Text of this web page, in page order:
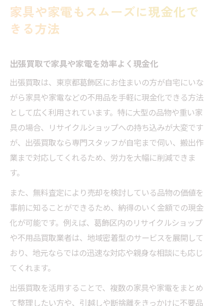
家具や家電もスムーズに現金化で
きる方法
出張買取で家具や家電を効率よく現金化
出張買取は、東京都葛飾区にお住まいの方が自宅にいな
がら家具や家電などの不用品を手軽に現金化できる方法
として広く利用されています。特に大型の品物や重い家
具の場合、リサイクルショップへの持ち込みが大変です
が、出張買取なら専門スタッフが自宅まで伺い、搬出作
業まで対応してくれるため、労力を大幅に削減できま
す。
また、無料査定により売却を検討している品物の価値を
事前に知ることができるため、納得のいく金額での現金
化が可能です。例えば、葛飾区内のリサイクルショップ
や不用品買取業者は、地域密着型のサービスを展開して
おり、地元ならではの迅速な対応や親身な相談にも応じ
てくれます。
出張買取を活用することで、複数の家具や家電をまとめ
て整理したい方や、引越しや断捨離をきっかけに不要品